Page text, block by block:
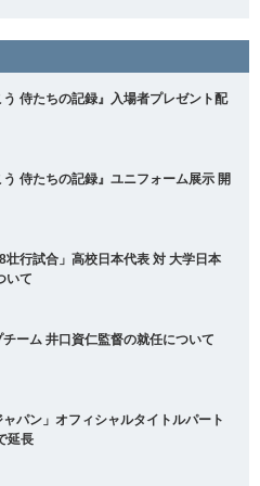
侍たちの記録』入場者プレゼント配
侍たちの記録』ユニフォーム展示 開
壮行試合」高校日本代表 対 大学日本
いて
ーム 井口資仁監督の就任について
パン」オフィシャルタイトルパート
延長